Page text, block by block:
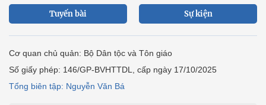
Tuyến bài Sự kiện
Cơ quan chủ quản: Bộ Dân tộc và Tôn giáo
Số giấy phép: 146/GP-BVHTTDL, cấp ngày 17/10/2025
Tổng biên tập: Nguyễn Văn Bá